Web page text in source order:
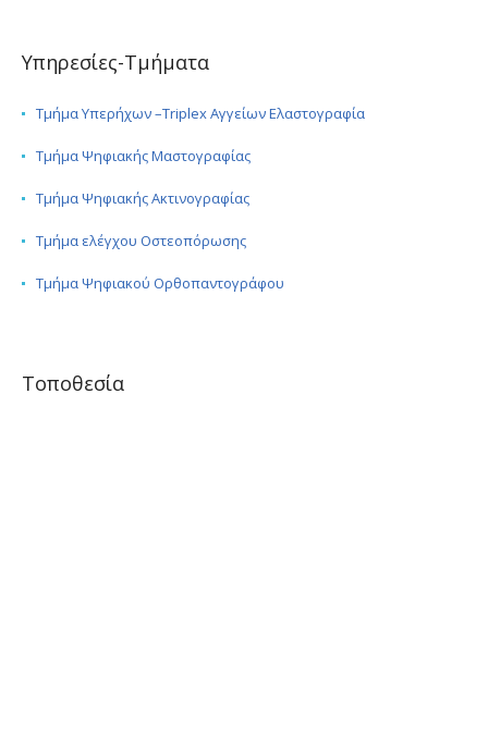
Υπηρεσίες-Τμήματα
Τμήμα Υπερήχων –Triplex Αγγείων Ελαστογραφία
Τμήμα Ψηφιακής Μαστογραφίας
Τμήμα Ψηφιακής Ακτινογραφίας
Τμήμα ελέγχου Οστεοπόρωσης
Τμήμα Ψηφιακού Ορθοπαντογράφου
Τοποθεσία